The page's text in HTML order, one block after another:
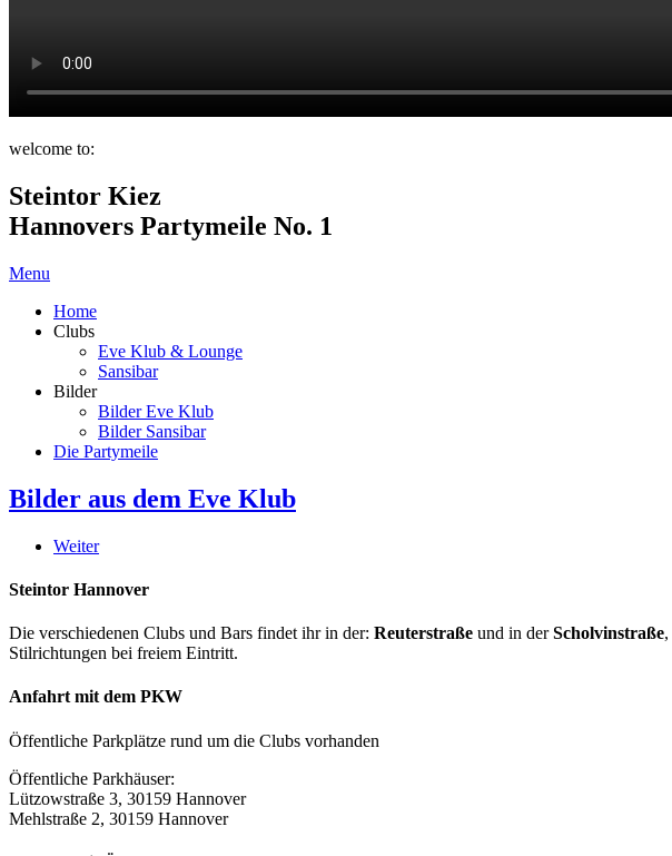
welcome to:
Steintor Kiez
Hannovers Partymeile No. 1
Menu
Home
Clubs
Eve Klub & Lounge
Sansibar
Bilder
Bilder Eve Klub
Bilder Sansibar
Die Partymeile
Bilder aus dem Eve Klub
Weiter
Steintor Hannover
Die verschiedenen Clubs und Bars findet ihr in der: Reuterstraße und in derScholvinstraße,
Stilrichtungen bei freiem Eintritt.
Anfahrt mit dem PKW
Öffentliche Parkplätze rund um die Clubs vorhanden
Öffentliche Parkhäuser:
Lützowstraße 3, 30159 Hannover
Mehlstraße 2, 30159 Hannover